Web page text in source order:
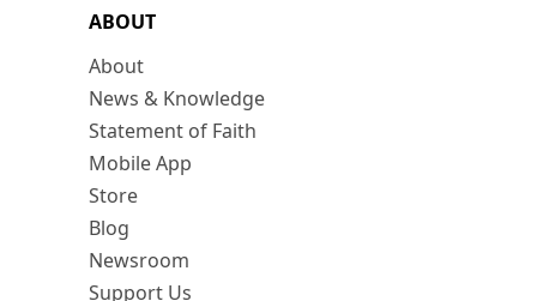
ABOUT
About
News & Knowledge
Statement of Faith
Mobile App
Store
Blog
Newsroom
Support Us